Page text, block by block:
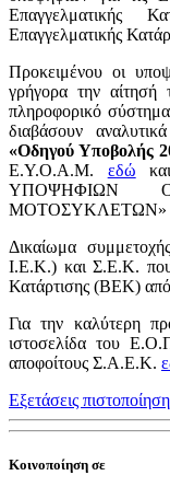
Επαγγελματικής
Επαγγελματικής
Προκειμένου οι
γρήγορα την αίτησή
πληροφορικό
διαβάσουν
«Οδηγού Υποβολής
Ε.Υ.Ο.Α.Μ. εδώ
ΥΠΟΨΗΦΙΩΝ
ΜΟΤΟΣΥΚΛΕΤΩΝ»
Δικαίωμα
Ι.Ε.Κ.) και Σ.Ε.Κ. που
Κατάρτισης (ΒΕΚ)
Για την καλύτερη
ιστοσελίδα του
αποφοίτους Σ.Α.Ε.Κ.
Εξετάσεις
Κοινοποίηση σε